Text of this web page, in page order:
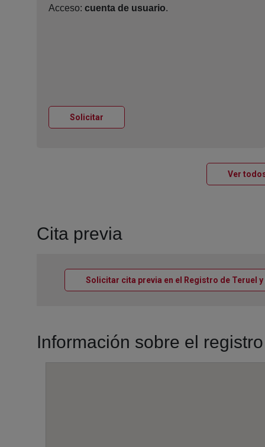
Acceso: cuenta de usuario.
Solicitar
Ver
Cita previa
Solicitar cita previa en el Registro de Teruel y
Información sobre el